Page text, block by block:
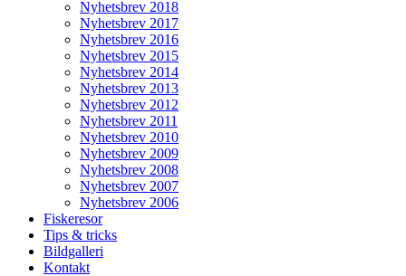
Nyhetsbrev 2018
Nyhetsbrev 2017
Nyhetsbrev 2016
Nyhetsbrev 2015
Nyhetsbrev 2014
Nyhetsbrev 2013
Nyhetsbrev 2012
Nyhetsbrev 2011
Nyhetsbrev 2010
Nyhetsbrev 2009
Nyhetsbrev 2008
Nyhetsbrev 2007
Nyhetsbrev 2006
Fiskeresor
Tips & tricks
Bildgalleri
Kontakt